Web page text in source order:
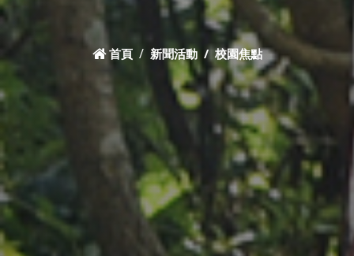
首頁 新聞活動 校園焦點